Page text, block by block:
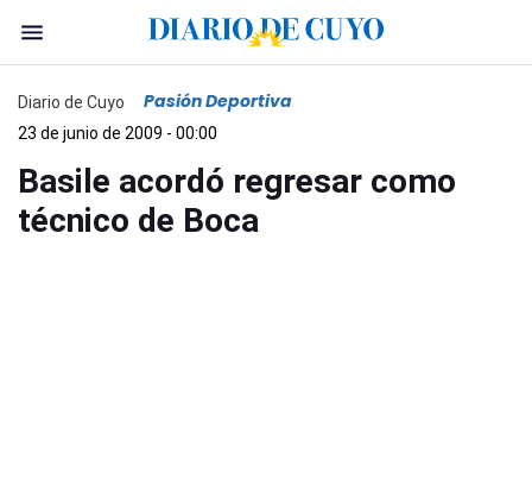
Diario de Cuyo Pasión Deportiva
23 de junio de 2009 - 00:00
Basile acordó regresar como
técnico de Boca